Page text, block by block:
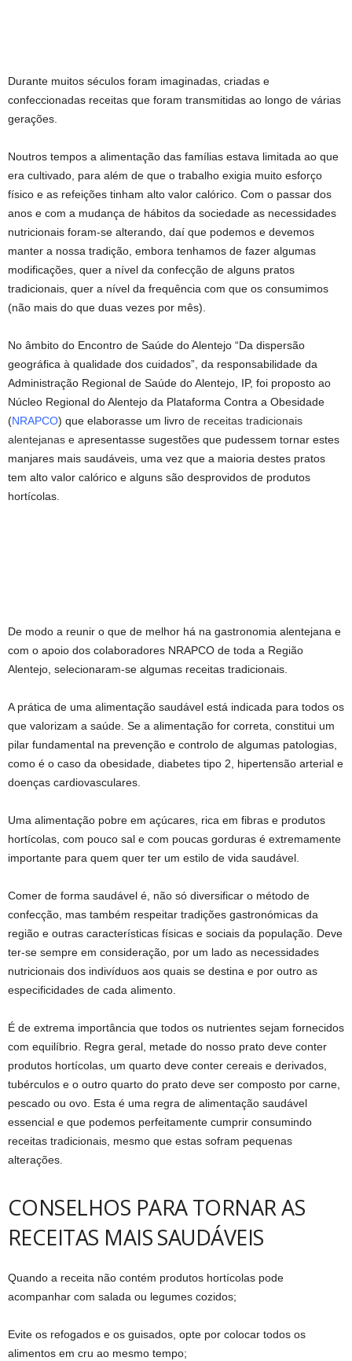
Durante muitos séculos foram imaginadas, criadas e
confeccionadas receitas que foram transmitidas ao longo de várias
gerações.
Noutros tempos a alimentação das famílias estava limitada ao que
era cultivado, para além de que o trabalho exigia muito esforço
físico e as refeições tinham alto valor calórico. Com o passar dos
anos e com a mudança de hábitos da sociedade as necessidades
nutricionais foram-se alterando, daí que podemos e devemos
manter a nossa tradição, embora tenhamos de fazer algumas
modificações, quer a nível da confecção de alguns pratos
tradicionais, quer a nível da frequência com que os consumimos
(não mais do que duas vezes por mês).
No âmbito do Encontro de Saúde do Alentejo “Da dispersão
geográfica à qualidade dos cuidados”, da responsabilidade da
Administração Regional de Saúde do Alentejo, IP, foi proposto ao
Núcleo Regional do Alentejo da Plataforma Contra a Obesidade
(NRAPCO) que elaborasse um livro de receitas tradicionais
alentejanas e apresentasse sugestões que pudessem tornar estes
manjares mais saudáveis, uma vez que a maioria destes pratos
tem alto valor calórico e alguns são desprovidos de produtos
hortícolas.
De modo a reunir o que de melhor há na gastronomia alentejana e
com o apoio dos colaboradores NRAPCO de toda a Região
Alentejo, selecionaram-se algumas receitas tradicionais.
A prática de uma alimentação saudável está indicada para todos os
que valorizam a saúde. Se a alimentação for correta, constitui um
pilar fundamental na prevenção e controlo de algumas patologias,
como é o caso da obesidade, diabetes tipo 2, hipertensão arterial e
doenças cardiovasculares.
Uma alimentação pobre em açúcares, rica em fibras e produtos
hortícolas, com pouco sal e com poucas gorduras é extremamente
importante para quem quer ter um estilo de vida saudável.
Comer de forma saudável é, não só diversificar o método de
confecção, mas também respeitar tradições gastronómicas da
região e outras características físicas e sociais da população. Deve
ter-se sempre em consideração, por um lado as necessidades
nutricionais dos indivíduos aos quais se destina e por outro as
especificidades de cada alimento.
É de extrema importância que todos os nutrientes sejam fornecidos
com equilíbrio. Regra geral, metade do nosso prato deve conter
produtos hortícolas, um quarto deve conter cereais e derivados,
tubérculos e o outro quarto do prato deve ser composto por carne,
pescado ou ovo. Esta é uma regra de alimentação saudável
essencial e que podemos perfeitamente cumprir consumindo
receitas tradicionais, mesmo que estas sofram pequenas
alterações.
CONSELHOS PARA TORNAR AS
RECEITAS MAIS SAUDÁVEIS
Quando a receita não contém produtos hortícolas pode
acompanhar com salada ou legumes cozidos;
Evite os refogados e os guisados, opte por colocar todos os
alimentos em cru ao mesmo tempo;